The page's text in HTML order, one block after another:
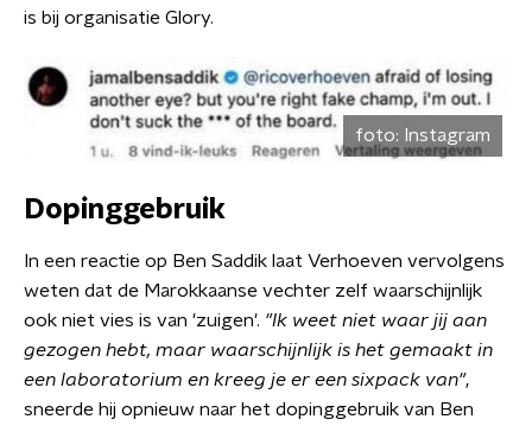
is bij organisatie Glory.
foto: Instagram
Dopinggebruik
In een reactie op Ben Saddik laat Verhoeven vervolgens
weten dat de Marokkaanse vechter zelf waarschijnlijk
ook niet vies is van 'zuigen'. "Ik weet niet waar jij aan
gezogen hebt, maar waarschijnlijk is het gemaakt in
een laboratorium en kreeg je er een sixpack van",
sneerde hij opnieuw naar het dopinggebruik van Ben